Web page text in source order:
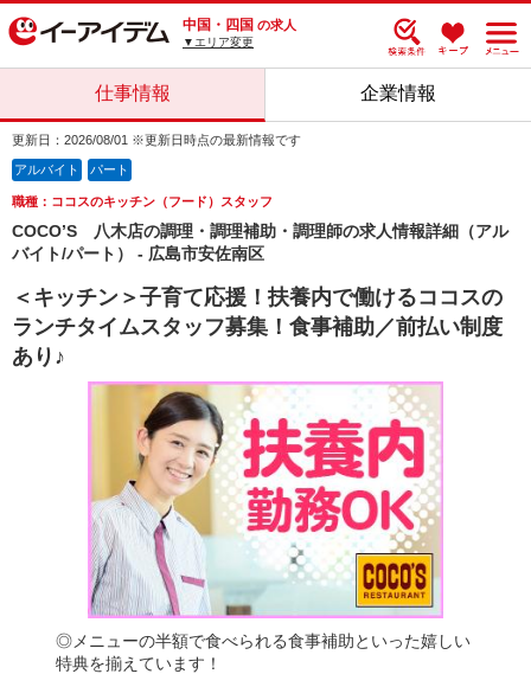
中国・四国 の求人
▼エリア変更
仕事情報 企業情報
更新日：2026/08/01 ※更新日時点の最新情報です
アルバイト パート
職種：ココスのキッチン（フード）スタッフ
COCO’S 八木店の調理・調理補助・調理師の求人情報詳細（アル
バイト/パート） - 広島市安佐南区
＜キッチン＞子育て応援！扶養内で働けるココスの
ランチタイムスタッフ募集！食事補助／前払い制度
あり♪
◎メニューの半額で食べられる食事補助といった嬉しい
特典を揃えています！